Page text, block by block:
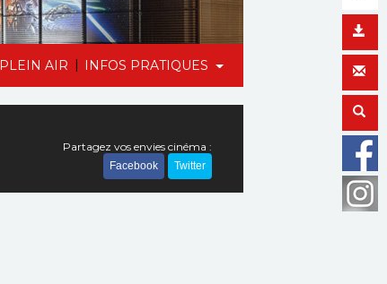
PLEIN AIR | INFOS PRATIQUES
Partagez vos envies cinéma :
Facebook Twitter